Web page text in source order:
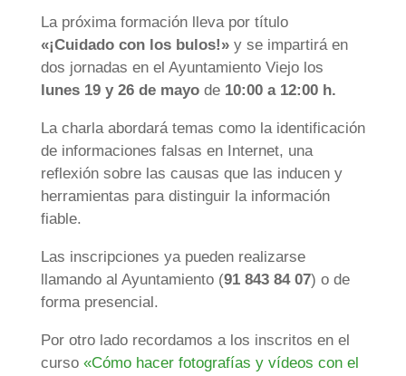
La próxima formación lleva por título
«¡Cuidado con los bulos!»y se impartirá en
dos jornadas en el Ayuntamiento Viejo los
lunes 19 y 26 de mayode 10:00 a 12:00 h.
La charla abordará temas como la identificación
de informaciones falsas en Internet, una
reflexión sobre las causas que las inducen y
herramientas para distinguir la información
fiable.
Las inscripciones ya pueden realizarse
llamando al Ayuntamiento (91 843 84 07) o de
forma presencial.
Por otro lado recordamos a los inscritos en el
curso «Cómo hacer fotografías y vídeos con el